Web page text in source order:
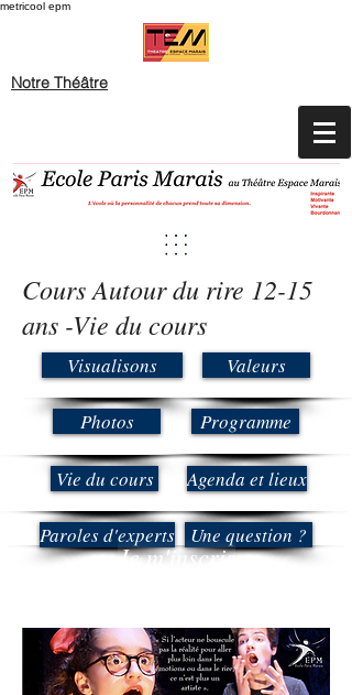
metricool epm
Notre Théâtre
Cours Autour du rire 12-15
ans -Vie du cours
Visualisons
Photos
Vie du cours
Paroles d'experts
Valeurs
Programme
Agenda et lieux
Une question ?
Je m'inscris